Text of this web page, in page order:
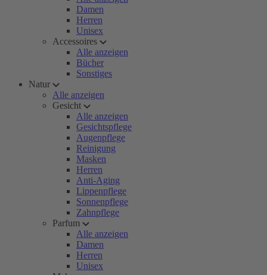
Damen
Herren
Unisex
Accessoires
Alle anzeigen
Bücher
Sonstiges
Natur
Alle anzeigen
Gesicht
Alle anzeigen
Gesichtspflege
Augenpflege
Reinigung
Masken
Herren
Anti-Aging
Lippenpflege
Sonnenpflege
Zahnpflege
Parfum
Alle anzeigen
Damen
Herren
Unisex